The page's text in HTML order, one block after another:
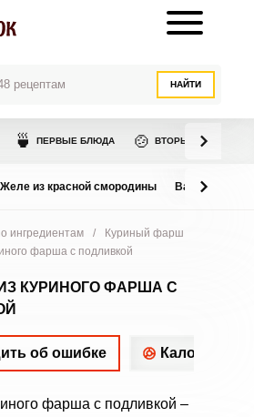
НАЙТИ
🍵 ПЕРВЫЕ БЛЮДА 🍲 ВТОРЫЕ БЛЮДА
Желе из красной смородины Варенье из
ингредиентам /
Куриный фарш
фарша с подливкой
КУРИНОГО ФАРША С
об ошибке
фарша с подливкой –